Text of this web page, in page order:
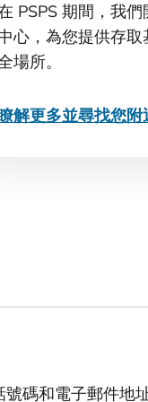
PSPS 期間，我
心，為您提供存
場所。
解更多並尋找您附
碼和電子郵件地